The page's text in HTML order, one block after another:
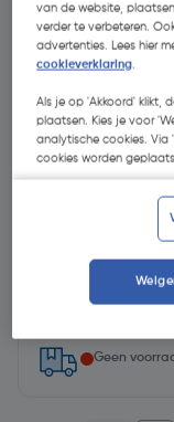
€ 9,31| Excl.
Selecteer
minuten op
Geen
van de website,
verder te verbeteren.
advertenties. Lees hier
cookieverklaring.
Als je op 'Akkoord' klikt,
plaatsen. Kies je voor
analytische cookies. Via
cookies worden